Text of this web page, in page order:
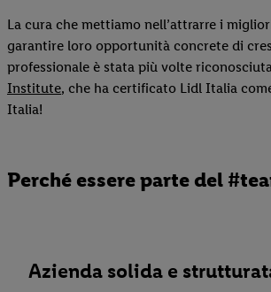
La cura che mettiamo nell’attrarre i
garantire loro opportunità concrete di
professionale è stata più volte
Institute, che ha certificato Lidl Italia
Italia!
Perché essere parte del
Azienda solida e